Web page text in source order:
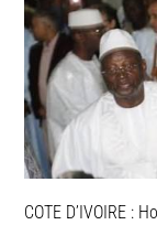
COTE D’IVOIRE :